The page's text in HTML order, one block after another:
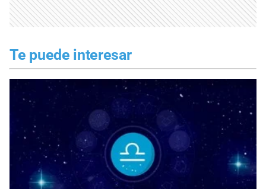
Te puede interesar